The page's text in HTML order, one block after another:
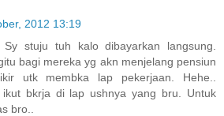
2012 13:19
Sy stuju tuh kalo dibayarkan langsung.
bagi mereka yg akn menjelang pensiun
utk membka lap pekerjaan. Hehe..
bkrja di lap ushnya yang bru. Untuk
bro..